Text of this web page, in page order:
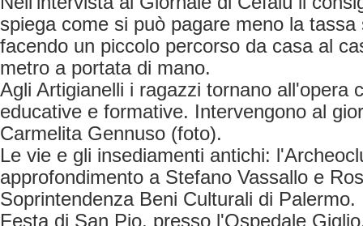
spiega come si può pagare meno la
facendo un piccolo percorso da casa al
metro a portata di mano.
Agli Artigianelli i ragazzi tornano all'opera
educative e formative. Intervengono al
Carmelita Gennuso (foto).
Le vie e gli insediamenti antichi:
approfondimento a Stefano Vassallo e
Soprintendenza Beni Culturali di Palermo.
Festa di San Pio, presso l'Ospedale